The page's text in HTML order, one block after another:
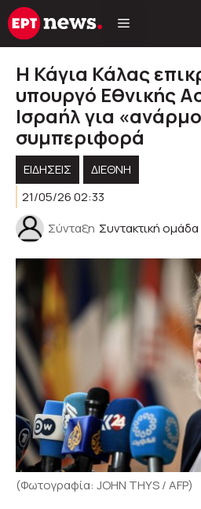
Μετάβαση
σε
Η Κάγια Κάλας
υπουργό Εθνικής
Ισραήλ για
συμπεριφορά
ΕΙΔΗΣΕΙΣ
ΔΙΕΘΝΗ
21/05/26 02:33
Σύνταξη Συντακτική
(Φωτογραφία: JOHN THYS / AFP)